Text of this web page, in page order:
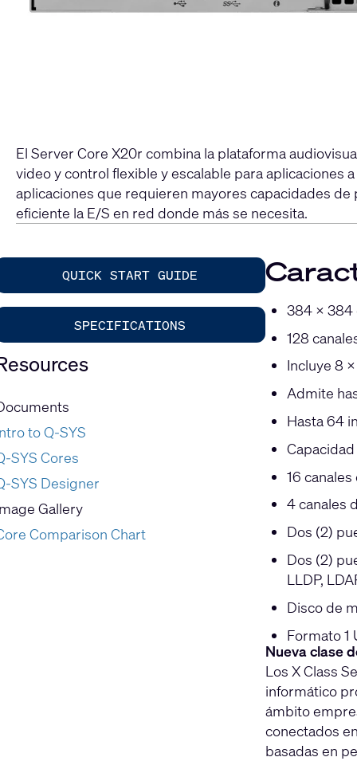
El Server Core X20r combina la plataforma
video y control flexible y escalable para aplicaciones
aplicaciones que requieren mayores capacidades
eficiente la E/S en red donde más se necesita.
QUICK START GUIDE
SPECIFICATIONS
to Q-SYS
SYS Cores
SYS Designer
Gallery
Comparison Chart
384 × 384
128
Incluye 8
Admite
Hasta 64
16
4 canales
Dos (2)
Dos (2)
LLDP,
Disco de
Formato 1
Nueva clase
Los X Class
informático
ámbito
conectados
basadas en